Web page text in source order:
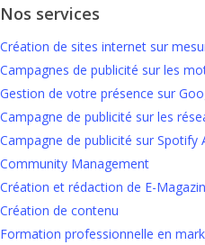
Nos services
Création de sites internet sur
Campagnes de publicité sur les
Gestion de votre présence sur
Campagne de publicité sur les
Campagne de publicité sur Spotify
Community Management
Création et rédaction de E-
Création de contenu
Formation professionnelle en